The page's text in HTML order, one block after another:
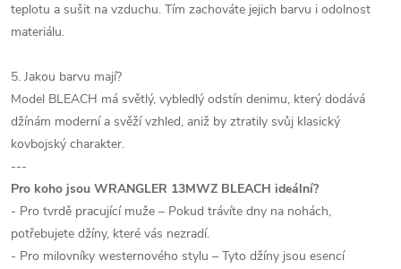
teplotu a sušit na vzduchu. Tím zachováte jejich barvu i odolnost
materiálu.
5. Jakou barvu mají?
Model BLEACH má světlý, vybledlý odstín denimu, který dodává
džínám moderní a svěží vzhled, aniž by ztratily svůj klasický
kovbojský charakter.
---
Pro koho jsou WRANGLER 13MWZ BLEACH ideální?
- Pro tvrdě pracující muže – Pokud trávíte dny na nohách,
potřebujete džíny, které vás nezradí.
- Pro milovníky westernového stylu – Tyto džíny jsou esencí